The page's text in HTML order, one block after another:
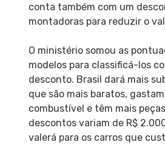
conta também com um
montadoras para reduzir o
O ministério somou as
modelos para classificá-los
desconto. Brasil dará mais
que são mais baratos,
combustível e têm mais
descontos variam de R$
valerá para os carros que